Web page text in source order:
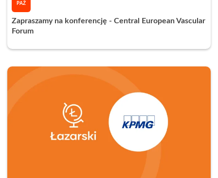
PAŹ
Zapraszamy na konferencję - Central European Vascular
Forum